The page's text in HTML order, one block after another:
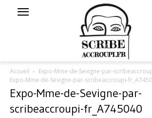
Accueil
Expo-Mme-de-Sevigne-par-
Expo-Mme-de-Sevigne-par-scribeaccroupi-
Expo-Mme-de-Sevigne-par-
scribeaccroupi-fr_A745040